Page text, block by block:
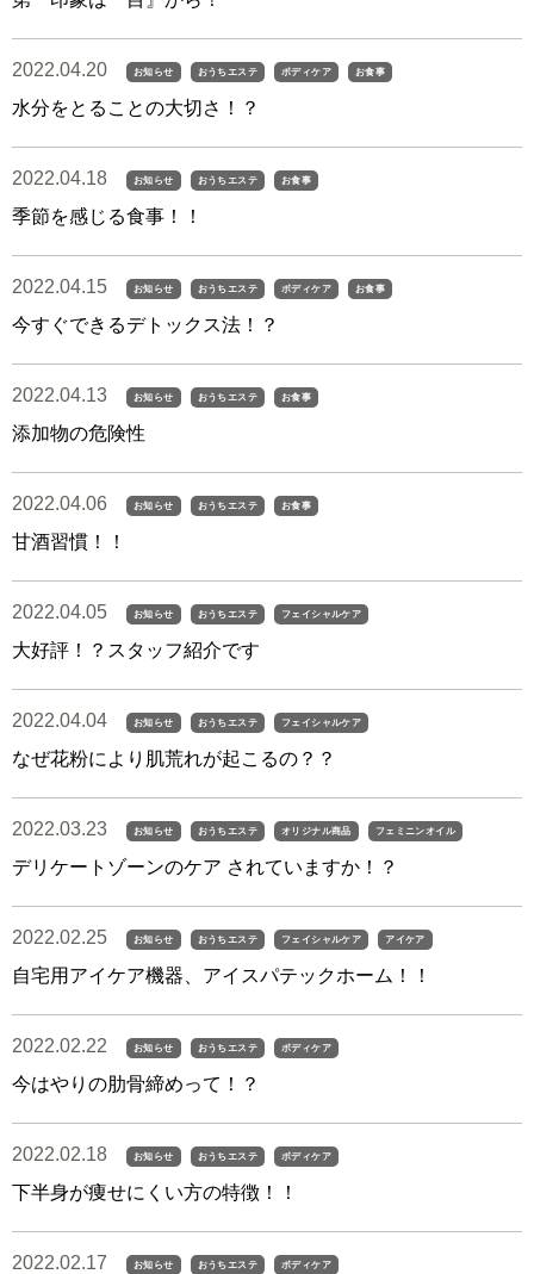
2022.04.20 お知らせ おうちエステ ボディケア お食事
水分をとることの大切さ！？
2022.04.18 お知らせ おうちエステ お食事
季節を感じる食事！！
2022.04.15 お知らせ おうちエステ ボディケア お食事
今すぐできるデトックス法！？
2022.04.13 お知らせ おうちエステ お食事
添加物の危険性
2022.04.06 お知らせ おうちエステ お食事
甘酒習慣！！
2022.04.05 お知らせ おうちエステ フェイシャルケア
大好評！？スタッフ紹介です
2022.04.04 お知らせ おうちエステ フェイシャルケア
なぜ花粉により肌荒れが起こるの？？
2022.03.23 お知らせ おうちエステ オリジナル商品 フェミニンオイル
デリケートゾーンのケア されていますか！？
2022.02.25 お知らせ おうちエステ フェイシャルケア アイケア
自宅用アイケア機器、アイスパテックホーム！！
2022.02.22 お知らせ おうちエステ ボディケア
今はやりの肋骨締めって！？
2022.02.18 お知らせ おうちエステ ボディケア
下半身が痩せにくい方の特徴！！
2022.02.17 お知らせ おうちエステ ボディケア